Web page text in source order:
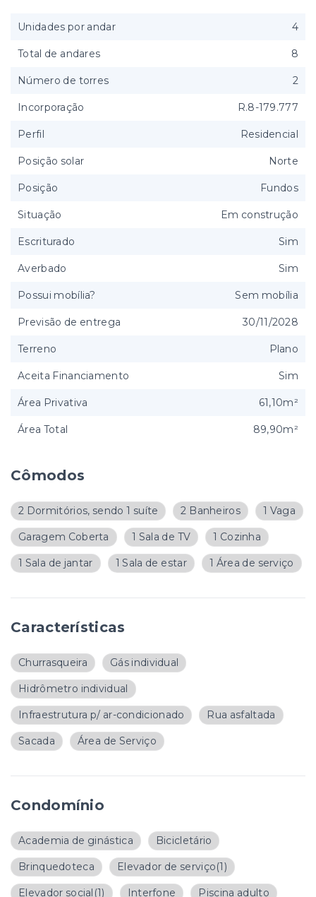
Cômodos
2 Dormitórios, sendo 1 suíte 2 Banheiros 1 Vaga
Garagem Coberta 1 Sala de TV 1 Cozinha
1 Sala de jantar 1 Sala de estar 1 Área de serviço
Características
Churrasqueira Gás individual
Hidrômetro individual
Infraestrutura p/ ar-condicionado Rua asfaltada
Sacada Área de Serviço
Condomínio
Academia de ginástica Bicicletário
Brinquedoteca Elevador de serviço(1)
Elevador social (1) Interfone Piscina adulto
Unidades por andar 4
Total de andares 8
Número de torres 2
Incorporação R.8-179.777
Perfil Residencial
Posição solar Norte
Posição Fundos
Situação Em construção
Escriturado Sim
Averbado Sim
Possui mobília? Sem mobília
Previsão de entrega 30/11/2028
Terreno Plano
Aceita Financiamento Sim
Área Privativa 61,10m²
Área Total 89,90m²